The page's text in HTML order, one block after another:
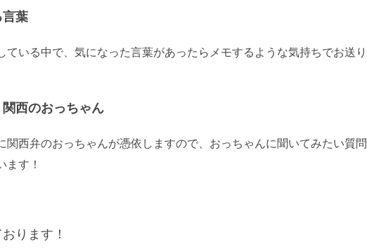
葉
いる中で、気になった言葉があったらメモするような気持ちでお送り
西のおっちゃん
西弁のおっちゃんが憑依しますので、おっちゃんに聞いてみたい質問
ます！
ります！